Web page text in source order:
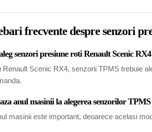
frecvente despre senzori
senzori presiune roti Renault Scenic
Renault Scenic RX4, senzorii TPMS trebuie
anul masinii la alegerea senzorilor
masinii este important, deoarece acelasi